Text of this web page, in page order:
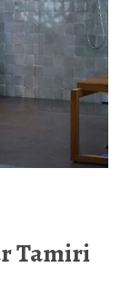
Tamiri